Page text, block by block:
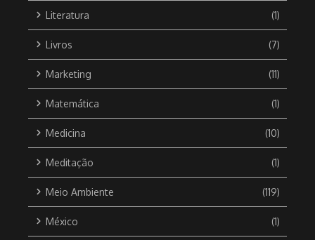
Literatura (1)
Livros (7)
Marketing (11)
Matemática (1)
Medicina (10)
Meditação (1)
Meio Ambiente (119)
México (1)